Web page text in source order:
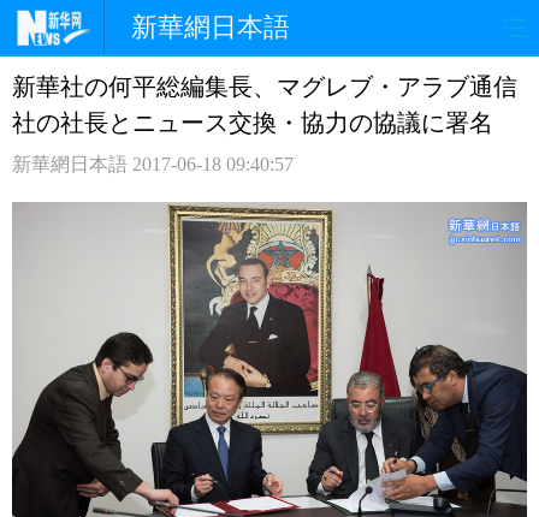
新華網日本語
ホームページ 政治 経済
評論
新華社の何平総編集長、マグレブ・アラブ通信
社の社長とニュース交換・協力の協議に署名
新華網日本語 2017-06-18 09:40:57